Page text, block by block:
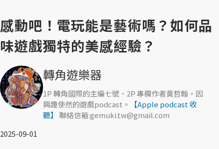
感動吧！電玩能是藝術嗎？如何品
味遊戲獨特的美感經驗？
轉角遊樂器
1P 轉角國際的主編七號、2P 專欄作者黃哲翰。因
興趣使然的遊戲podcast。
【Apple podcast 收
聽】
聯絡信箱:gemuki.tw@gmail.com
2025-09-01